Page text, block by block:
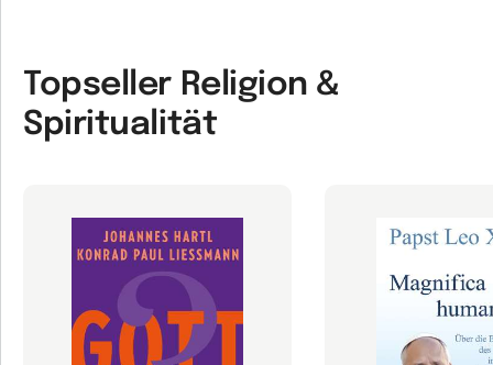
Topseller Religion &
Spiritualität